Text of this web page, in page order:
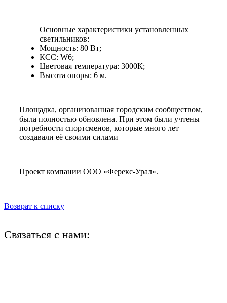
Основные характеристики установленных
светильников:
Мощность: 80 Вт;
КСС: W6;
Цветовая температура: 3000К;
Высота опоры: 6 м.
Площадка, организованная городским сообществом,
была полностью обновлена. При этом были учтены
потребности спортсменов, которые много лет
создавали её своими силами
Проект компании ООО «Ферекс-Урал».
Возврат к списку
Связаться с нами: